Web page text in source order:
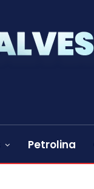
Petrolina